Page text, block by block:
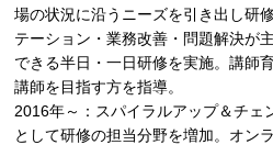
場の状況に沿うニーズを引き出し研
テーション・業務改善・問題解決が
できる半日・一日研修を実施。講師
講師を目指す方を指導。
2016年～：スパイラルアップ＆チェ
として研修の担当分野を増加。オン